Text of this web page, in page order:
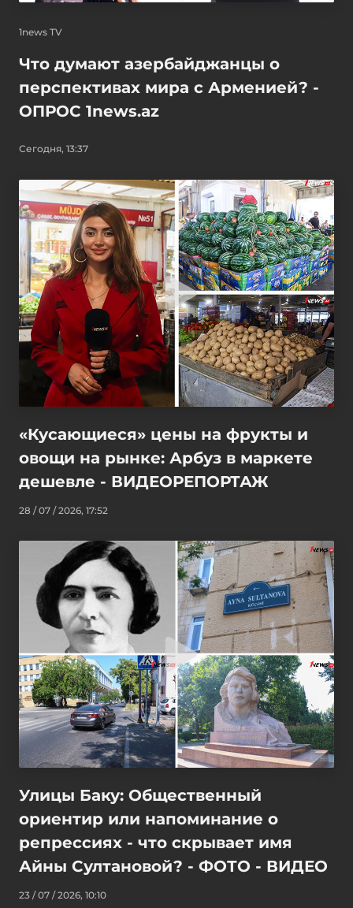
1news TV
Что думают азербайджанцы о
перспективах мира с Арменией? -
ОПРОС 1news.az
Сегодня, 13:37
«Кусающиеся» цены на фрукты и
овощи на рынке: Арбуз в маркете
дешевле - ВИДЕОРЕПОРТАЖ
28 / 07 / 2026, 17:52
Улицы Баку: Общественный
ориентир или напоминание о
репрессиях - что скрывает имя
Айны Султановой? - ФОТО - ВИДЕО
23 / 07 / 2026, 10:10